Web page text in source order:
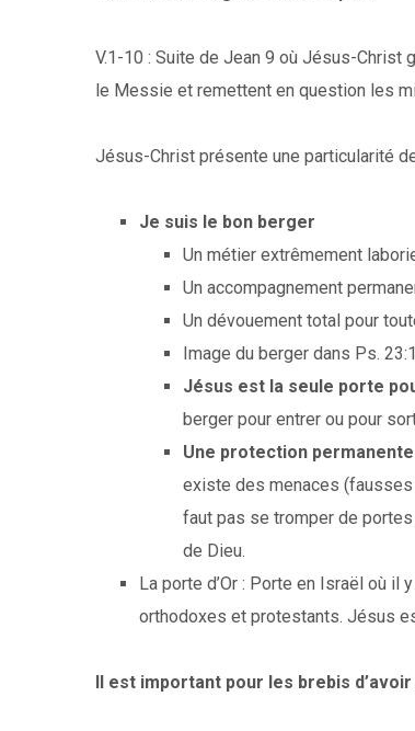
V.1-10 : Suite de Jean 9 où Jésus-
le Messie et remettent en question les
Jésus-Christ présente une particularité
Je suis le bon berger
Un métier extrêmement
Un accompagnement
Un dévouement total pour
Image du berger dans Ps.
Jésus est la seule porte
berger pour entrer ou pour
Une protection
existe des menaces
faut pas se tromper de
de Dieu.
La porte d’Or : Porte en Israël où il
orthodoxes et protestants. Jésus
Il est important pour les brebis